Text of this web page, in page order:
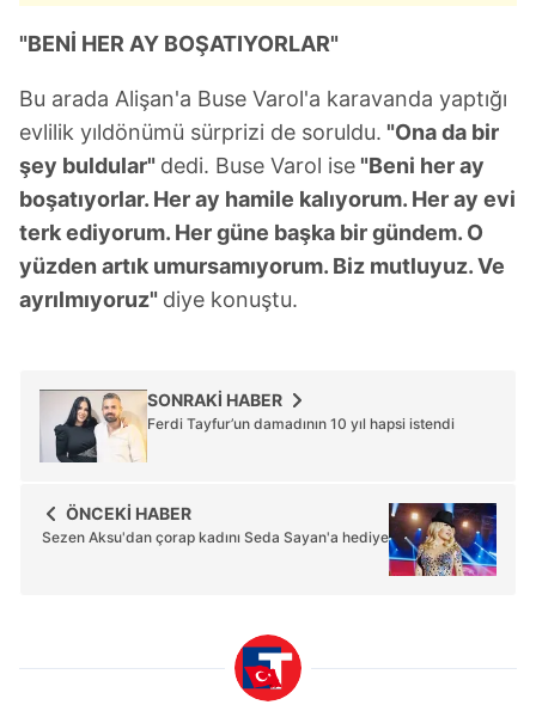
sınırlı olarak açık rızanız dahilinde kullanılacaktır.
vasıtasıyla belirleyebilirsiniz. Çerezlere ilişkin detaylı bilgi
için Ayarlar butonuna tıklayabilir,
Çerez Bilgilendirme
Metnimizi
ziyaret edebilirsiniz.
6698 sayılı Kişisel Verilerin Korunması Kanunu uyarınca
hazırlanmış Aydınlatma Metnimizi okumak ve sitemizde
ilgili mevzuata uygun olarak kullanılan çerezlerle ilgili bilgi
almak için lütfen tıklayınız.
"BENİ HER AY BOŞATIYORLAR"
Bu arada Alişan'a Buse Varol'a karavanda yaptığı
evlilik yıldönümü sürprizi de soruldu. "Ona da bir
şey buldular" dedi. Buse Varol ise "Beni her ay
boşatıyorlar. Her ay hamile kalıyorum. Her ay evi
terk ediyorum. Her güne başka bir gündem. O
yüzden artık umursamıyorum. Biz mutluyuz. Ve
ayrılmıyoruz" diye konuştu.
SONRAKİ HABER
Ferdi Tayfur’un damadının 10 yıl hapsi istendi
ÖNCEKİ HABER
Sezen Aksu'dan çorap kadını Seda Sayan'a hediye